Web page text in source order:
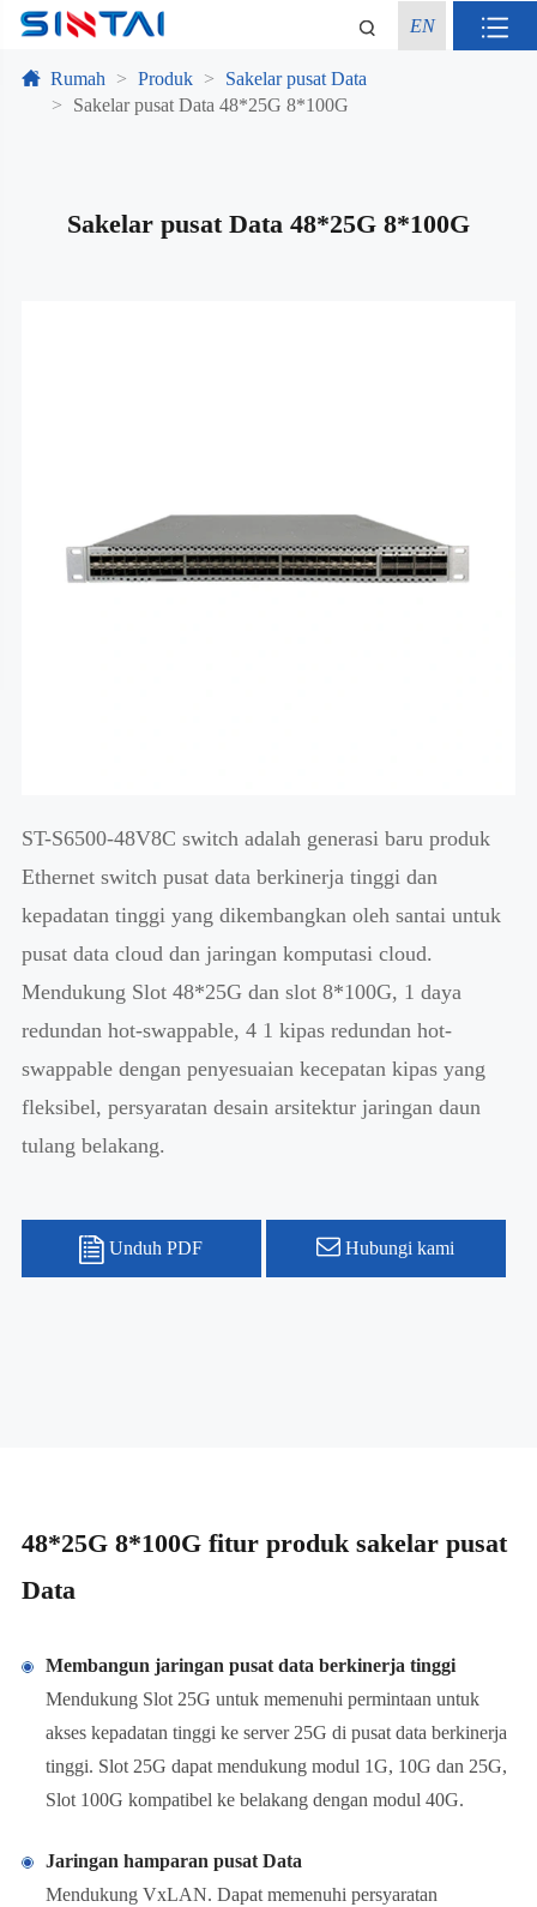
EN
Rumah Produk
Sakelar pusat Data
Sakelar pusat Data 48*25G 8*100G
Sakelar pusat Data 48*25G 8*100G
ST-S6500-48V8C switch adalah generasi baru produk
Ethernet switch pusat data berkinerja tinggi dan
kepadatan tinggi yang dikembangkan oleh santai untuk
pusat data cloud dan jaringan komputasi cloud.
Mendukung Slot 48*25G dan slot 8*100G, 1 daya
redundan hot-swappable, 4 1 kipas redundan hot-
swappable dengan penyesuaian kecepatan kipas yang
fleksibel, persyaratan desain arsitektur jaringan daun
tulang belakang.
Unduh PDF Hubungi kami
48*25G 8*100G fitur produk sakelar pusat
Data
Membangun jaringan pusat data berkinerja tinggi
Mendukung Slot 25G untuk memenuhi permintaan untuk
akses kepadatan tinggi ke server 25G di pusat data berkinerja
tinggi. Slot 25G dapat mendukung modul 1G, 10G dan 25G,
Slot 100G kompatibel ke belakang dengan modul 40G.
Jaringan hamparan pusat Data
Mendukung VxLAN. Dapat memenuhi persyaratan